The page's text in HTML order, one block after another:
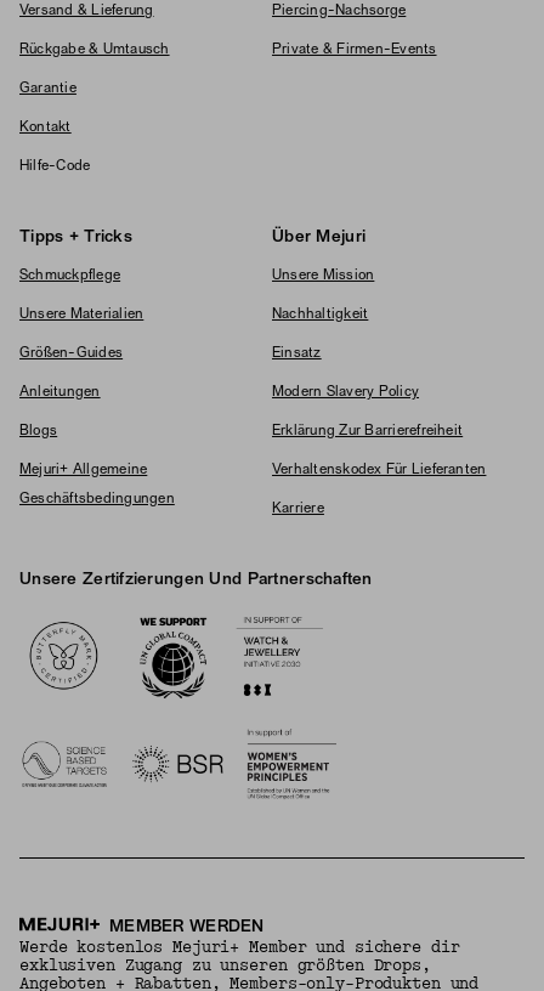
Versand & Lieferung
Rückgabe & Umtausch
Garantie
Kontakt
Hilfe-Code
Piercing-Nachsorge
Private & Firmen-Events
Tipps + Tricks
Schmuckpflege
Unsere Materialien
Größen-Guides
Anleitungen
Blogs
Mejuri+ Allgemeine
Geschäftsbedingungen
Über Mejuri
Unsere Mission
Nachhaltigkeit
Einsatz
Modern Slavery Policy
Erklärung Zur Barrierefreiheit
Verhaltenskodex Für Lieferanten
Karriere
Unsere Zertifzierungen Und Partnerschaften
MEMBER WERDEN
Werde kostenlos Mejuri+ Member und sichere dir
exklusiven Zugang zu unseren größten Drops,
Angeboten + Rabatten, Members-only-Produkten und